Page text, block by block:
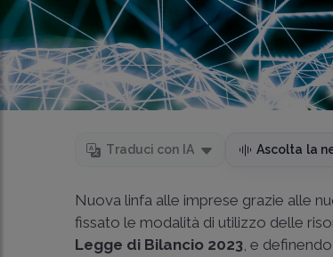
Traduci con IA Ascolta la
Nuova linfa alle imprese grazie alle
fissato le modalità di utilizzo delle
Legge di Bilancio 2023, e